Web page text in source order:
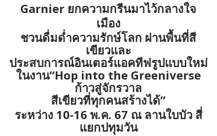
Garnier ยกความกรีนมาไว้กลางใจ
เมือง
ชวนดื่มด่ำความรักษ์โลก ผ่านพื้นที่สี
เขียวและ
ประสบการณ์อินเตอร์แอคทีฟรูปแบบใหม่
ในงาน“Hop into the Greeniverse
ก้าวสู่จักรวาล
สีเขียวที่ทุกคนสร้างได้”
ระหว่าง 10-16 พ.ค. 67 ณ ลานใบบัว สี่
แยกปทุมวัน